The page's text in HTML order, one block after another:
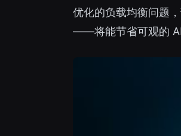
优化的负载均衡问题
——将能节省可观的